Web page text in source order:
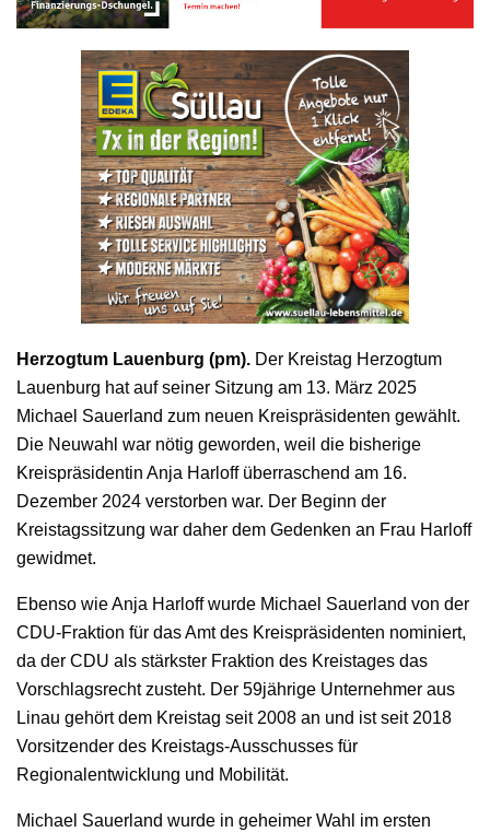
Herzogtum Lauenburg (pm). Der Kreistag Herzogtum
Lauenburg hat auf seiner Sitzung am 13. März 2025
Michael Sauerland zum neuen Kreispräsidenten gewählt.
Die Neuwahl war nötig geworden, weil die bisherige
Kreispräsidentin Anja Harloff überraschend am 16.
Dezember 2024 verstorben war. Der Beginn der
Kreistagssitzung war daher dem Gedenken an Frau Harloff
gewidmet.
Ebenso wie Anja Harloff wurde Michael Sauerland von der
CDU-Fraktion für das Amt des Kreispräsidenten nominiert,
da der CDU als stärkster Fraktion des Kreistages das
Vorschlagsrecht zusteht. Der 59jährige Unternehmer aus
Linau gehört dem Kreistag seit 2008 an und ist seit 2018
Vorsitzender des Kreistags-Ausschusses für
Regionalentwicklung und Mobilität.
Michael Sauerland wurde in geheimer Wahl im ersten